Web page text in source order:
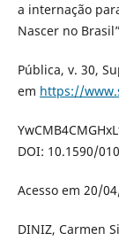
a internação
Nascer no
Pública, v. 30,
em https://
DOI: 10.1590/
Acesso em 20/
DINIZ, Carmen